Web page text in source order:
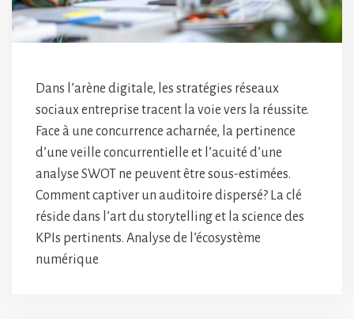
Dans l’arène digitale, les stratégies réseaux
sociaux entreprise tracent la voie vers la réussite.
Face à une concurrence acharnée, la pertinence
d’une veille concurrentielle et l’acuité d’une
analyse SWOT ne peuvent être sous-estimées.
Comment captiver un auditoire dispersé? La clé
réside dans l’art du storytelling et la science des
KPIs pertinents. Analyse de l’écosystème
numérique